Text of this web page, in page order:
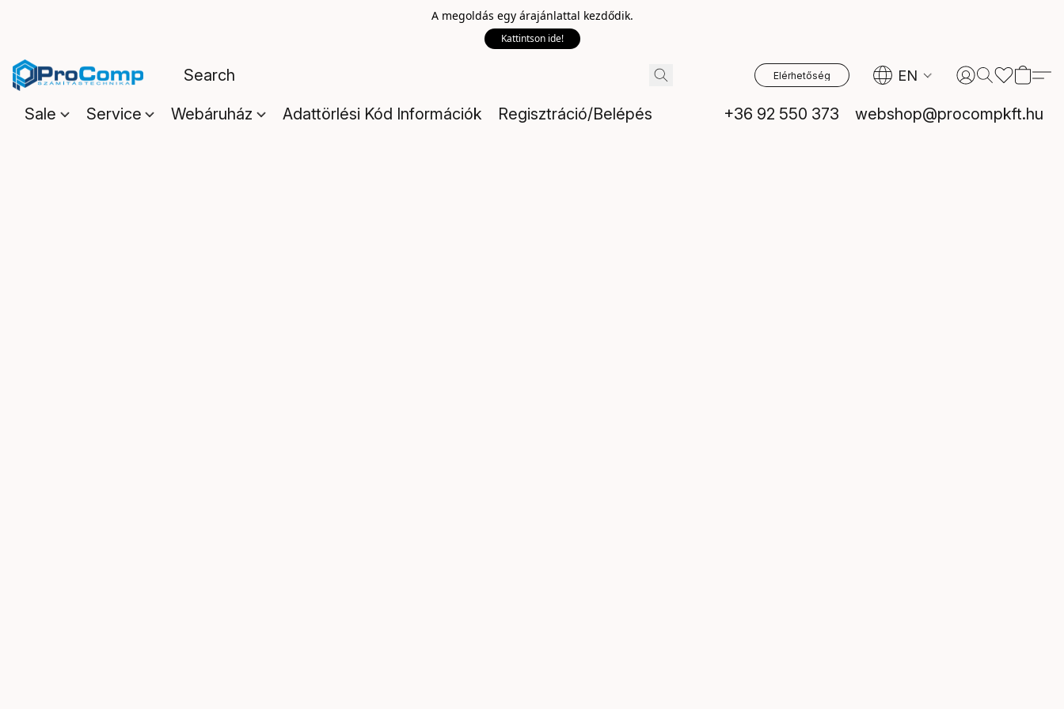
A megoldás egy árajánlattal kezdődik.
Kattintson ide!
Elérhetőség EN
Sale Service Webáruház Adattörlési Kód Információk Regisztráció/Belépés +36 92 550 373 webshop@procompkft.hu